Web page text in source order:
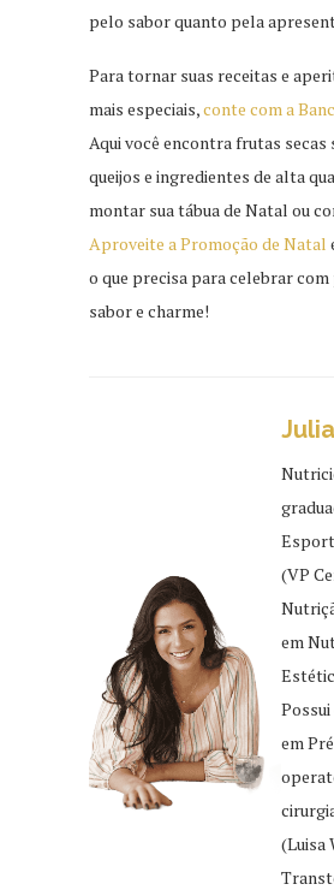
pelo sabor quanto pela
Para tornar suas receitas e
mais especiais,conte com a
Aqui você encontra frutas secas
queijos e ingredientes de alta
montar sua tábua de Natal ou
Aproveite a Promoção de Natal
o que precisa para celebrar
sabor e charme!
(VP
em
em
(Luisa